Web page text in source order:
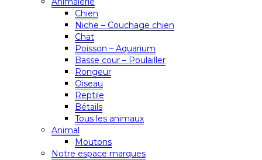
Chien
Niche – Couchage chien
Chat
Poisson – Aquarium
Basse cour – Poulailler
Rongeur
Oiseau
Reptile
Bétails
Tous les animaux
Animal
Moutons
Notre espace marques